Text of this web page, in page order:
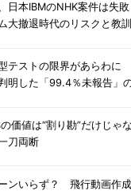
日本IBMのNHK案件は失
大撤退時代のリスクと教訓
テストの限界があらわに
明した「99.4％未報告」
の価値は“割り勘”だけじ
刀両断
ンいらず？ 飛行動画作